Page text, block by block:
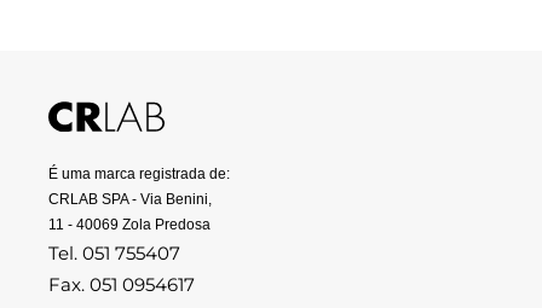
É uma marca registrada de:
CRLAB SPA - Via Benini,
11 - 40069 Zola Predosa
Tel. 051 755407
Fax. 051 0954617